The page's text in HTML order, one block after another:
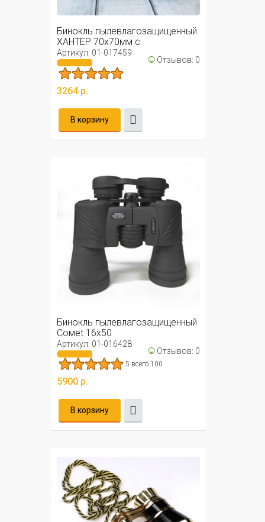
Бинокль пылевлагозащищенный
ХАНТЕР 70х70мм с
автофокусом / ...
Артикул: 01-017459 ☺ Отзывов: 0
3264 р.
В корзину
Бинокль пылевлагозащищенный
Cомеt 16x50
Артикул: 01-016428 ☺ Отзывов: 0
5 всего 100
5900 р.
В корзину